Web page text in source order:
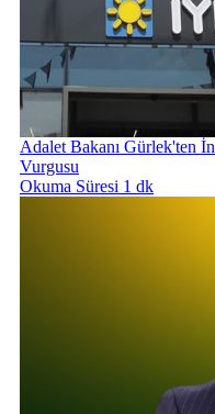
Adalet Bakanı Gürlek'ten
Vurgusu
Okuma Süresi 1 dk